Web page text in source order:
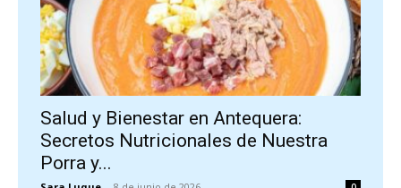
Salud y Bienestar en Antequera:
Secretos Nutricionales de Nuestra
Porra y...